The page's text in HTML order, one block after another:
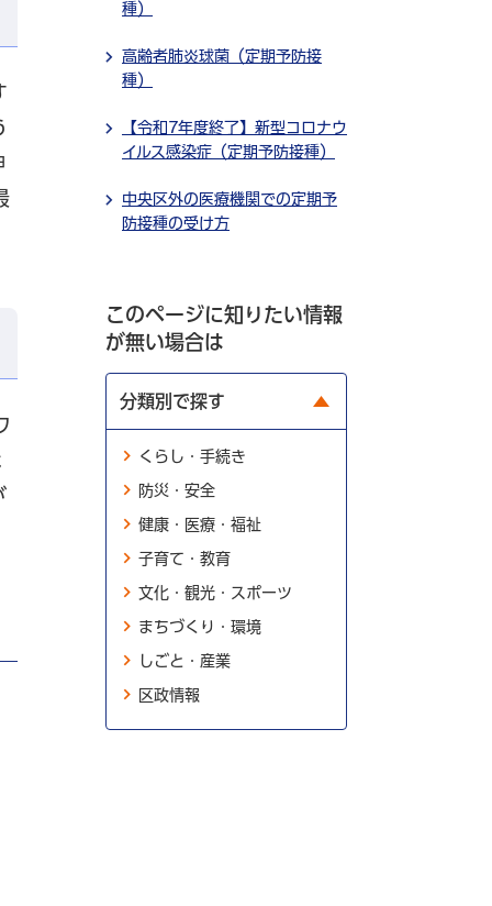
種）
高齢者肺炎球菌（定期予防接
種）
【令和7年度終了】新型コロナウ
イルス感染症（定期予防接種）
中央区外の医療機関での定期予
防接種の受け方
このページに知りたい情報
が無い場合は
分類別で探す
くらし・手続き
防災・安全
健康・医療・福祉
子育て・教育
文化・観光・スポーツ
まちづくり・環境
しごと・産業
区政情報